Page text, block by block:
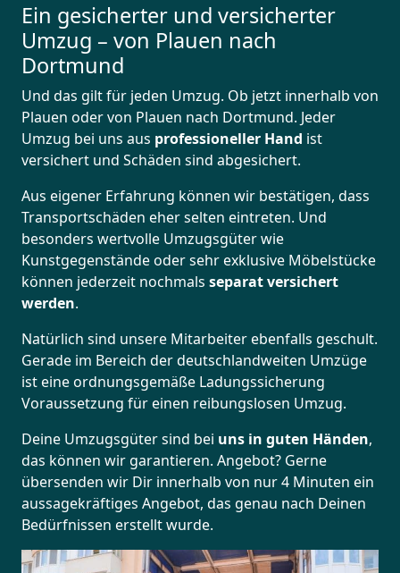
Ein gesicherter und versicherter
Umzug – von Plauen nach
Dortmund
Und das gilt für jeden Umzug. Ob jetzt innerhalb von
Plauen oder von Plauen nach Dortmund. Jeder
Umzug bei uns aus professioneller Hand ist
versichert und Schäden sind abgesichert.
Aus eigener Erfahrung können wir bestätigen, dass
Transportschäden eher selten eintreten. Und
besonders wertvolle Umzugsgüter wie
Kunstgegenstände oder sehr exklusive Möbelstücke
können jederzeit nochmals separat versichert
werden.
Natürlich sind unsere Mitarbeiter ebenfalls geschult.
Gerade im Bereich der deutschlandweiten Umzüge
ist eine ordnungsgemäße Ladungssicherung
Voraussetzung für einen reibungslosen Umzug.
Deine Umzugsgüter sind bei uns in guten Händen,
das können wir garantieren. Angebot? Gerne
übersenden wir Dir innerhalb von nur 4 Minuten ein
aussagekräftiges Angebot, das genau nach Deinen
Bedürfnissen erstellt wurde.